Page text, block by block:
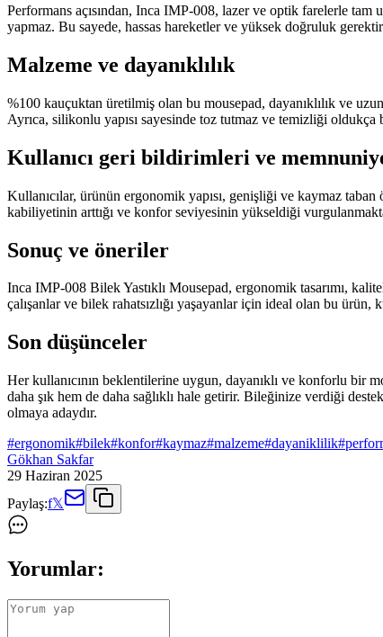
Performans açısından, Inca IMP-008, lazer ve optik farelerle tam
yapmaz. Bu sayede, hassas hareketler ve yüksek doğruluk
Malzeme ve dayanıklılık
%100 kauçuktan üretilmiş olan bu mousepad, dayanıklılık ve
Ayrıca, silikonlu yapısı sayesinde toz tutmaz ve temizliği oldukça
Kullanıcı geri bildirimleri ve
Kullanıcılar, ürünün ergonomik yapısı, genişliği ve kaymaz
kabiliyetinin arttığı ve konfor seviyesinin yükseldiği
Sonuç ve öneriler
Inca IMP-008 Bilek Yastıklı Mousepad, ergonomik tasarımı,
çalışanlar ve bilek rahatsızlığı yaşayanlar için ideal olan bu
Son düşünceler
Her kullanıcının beklentilerine uygun, dayanıklı ve konforlu bir
daha şık hem de daha sağlıklı hale getirir. Bileğinize verdiği
olmaya adaydır.
#ergonomik#bilek#konfor#kaymaz#malzeme#dayaniklilik#
Gökhan Sakfar
29 Haziran 2025
Paylaş:f𝕏
Yorumlar: